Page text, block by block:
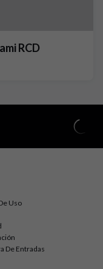
RCD
Uso
De Entradas